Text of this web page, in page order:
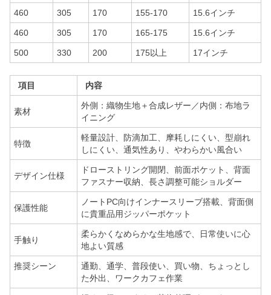
460 305 170 155-170 15.6インチ
460 305 170 165-175 15.6インチ
500 330 200 175以上 17インチ
項目 内容
素材
外側：織物生地＋合成レザー／内側：布地ラ
イニング
特徴
軽量設計、防滴加工、摩耗しにくい、型崩れ
しにくい、通気性あり、やわらかい風合い
デザイン仕様
ドローストリング開閉、前面ポケット、背面
ファスナー収納、長さ調整可能ショルダー
保護性能
ノートPC向けインナースリーブ搭載、背面側
に貴重品用ジッパーポケット
手触り
柔らかくなめらかな生地感で、日常使いに心
地よい質感
推奨シーン
通勤、通学、普段使い、買い物、ちょっとし
た外出、ワークカフェ作業